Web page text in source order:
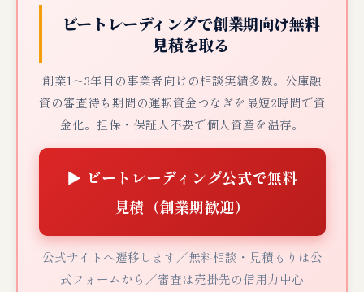
ビートレーディングで創業期向け無料
見積を取る
創業1〜3年目の事業者向けの相談実績多数。公庫融
資の審査待ち期間の運転資金つなぎを最短2時間で資
金化。担保・保証人不要で個人資産を温存。
▶ ビートレーディング公式で無料
見積（創業期歓迎）
公式サイトへ遷移します／無料相談・見積もりは公
式フォームから／審査は売掛先の信用力中心